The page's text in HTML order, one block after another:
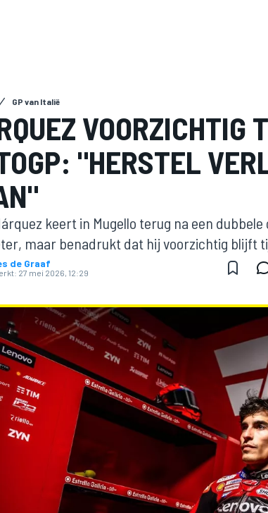
GP van Italië
VOORZICHTIG
"HERSTEL
keert in Mugello terug na een
maar benadrukt dat hij voorzichtig blijft
de Graaf
27 mei 2026, 12:29